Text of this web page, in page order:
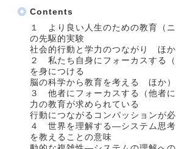
Contents
１ より良い人生のための教育（
の先駆的実験
社会的行動と学力のつながり ほか
２ 私たち自身にフォーカスする
を身につける
脳の科学から教育を考える ほか）
３ 他者にフォーカスする（他者
力の教育が求められている
行動につながるコンパッションが
４ 世界を理解する―システム思考
を教えることの意味